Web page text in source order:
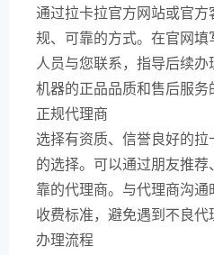
通过拉卡拉官方网站或官
规、可靠的方式。在官网
人员与您联系，指导后续
机器的正品品质和售后服务
正规代理商
选择有资质、信誉良好的
的选择。可以通过朋友推
靠的代理商。与代理商沟
收费标准，避免遇到不良代
办理流程